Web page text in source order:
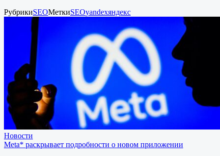
РубрикиSEOМеткиSEOyandexяндекс
Новости
Meta* раскрывает подробности о новом приложении